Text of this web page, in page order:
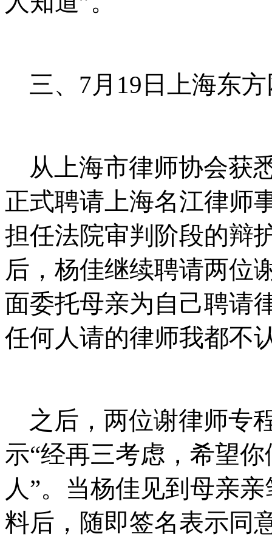
三、 7月 19 日上海东
从上海市律师协会获
正式聘请上海名江律师
担任法院审判阶段的辩
后，杨佳继续聘请两位
面委托母亲为自己聘请
任何人请的律师我都不
之后，两位谢律师专
示“经再三考虑，希望
人”。当杨佳见到母亲
料后，随即签名表示同